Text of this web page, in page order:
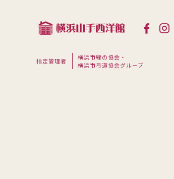
指定管理者
横浜市緑の協会・
横浜市弓道協会グループ